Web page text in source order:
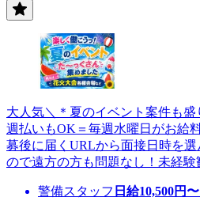
大人気＼＊夏のイベント案件も盛
週払いもOK＝毎週水曜日がお給
募後に届くURLから面接日時を
ので遠方の方も問題なし！未経験
警備スタッフ 日給10,500円〜